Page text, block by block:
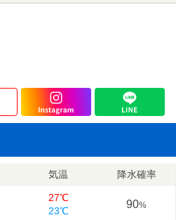
気温 降水確率
27℃
23℃
90%